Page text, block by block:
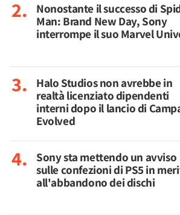
Nonostante il successo di
Man: Brand New Day, Sony
interrompe il suo Marvel
Halo Studios non avrebbe in
realtà licenziato dipendenti
interni dopo il lancio di
Evolved
Sony sta mettendo un avviso
sulle confezioni di PS5 in
all'abbandono dei dischi